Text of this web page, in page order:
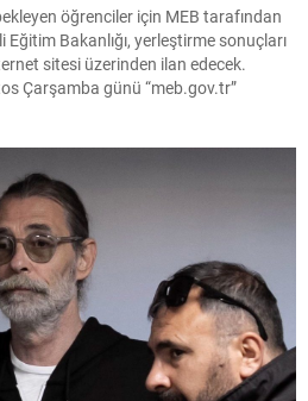
öğrenciler için MEB tarafından
Bakanlığı, yerleştirme sonuçları
sitesi üzerinden ilan edecek.
Çarşamba günü “meb.gov.tr”
şekilde uygulanacak: Okul Başarı